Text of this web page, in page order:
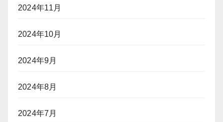
2024年11月
2024年10月
2024年9月
2024年8月
2024年7月